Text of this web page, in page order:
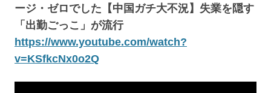
ージ・ゼロでした【中国ガチ大不況】失業を隠す
「出勤ごっこ」が流行
https://www.youtube.com/watch?
v=KSfkcNx0o2Q